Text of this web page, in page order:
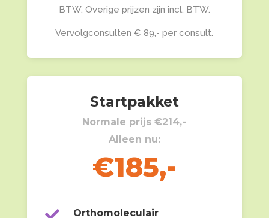
BTW. Overige prijzen zijn incl. BTW.
Vervolgconsulten € 89,- per consult.
Startpakket
Normale prijs €214,-
Alleen nu:
€185,-

Orthomoleculair